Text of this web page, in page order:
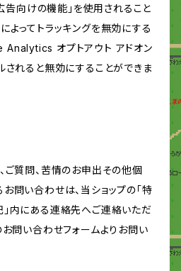
向けの機能」を使用されること
よってトラッキングを無効にする
Analytics オプトアウト アドオン
されると無効にすることができま
ご質問、苦情のお申出その他個
問い合わせは、当ショップの「特
内にある連絡先へご連絡いただ
お問い合わせフォームよりお問い